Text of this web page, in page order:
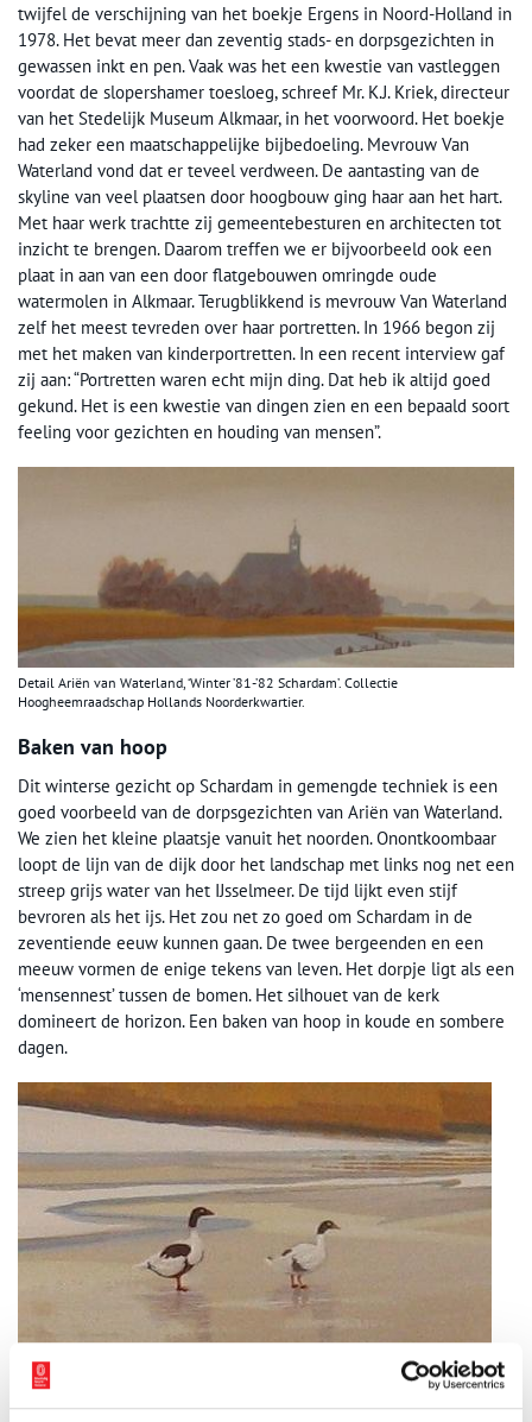
twijfel de verschijning van het boekje Ergens in Noord-Holland in
1978. Het bevat meer dan zeventig stads- en dorpsgezichten in
gewassen inkt en pen. Vaak was het een kwestie van vastleggen
voordat de slopershamer toesloeg, schreef Mr. K.J. Kriek, directeur
van het Stedelijk Museum Alkmaar, in het voorwoord. Het boekje
had zeker een maatschappelijke bijbedoeling. Mevrouw Van
Waterland vond dat er teveel verdween. De aantasting van de
skyline van veel plaatsen door hoogbouw ging haar aan het hart.
Met haar werk trachtte zij gemeentebesturen en architecten tot
inzicht te brengen. Daarom treffen we er bijvoorbeeld ook een
plaat in aan van een door flatgebouwen omringde oude
watermolen in Alkmaar. Terugblikkend is mevrouw Van Waterland
zelf het meest tevreden over haar portretten. In 1966 begon zij
met het maken van kinderportretten. In een recent interview gaf
zij aan: “Portretten waren echt mijn ding. Dat heb ik altijd goed
gekund. Het is een kwestie van dingen zien en een bepaald soort
feeling voor gezichten en houding van mensen”.
Detail Ariën van Waterland, ‘Winter ’81-’82 Schardam’. Collectie
Hoogheemraadschap Hollands Noorderkwartier.
Baken van hoop
Dit winterse gezicht op Schardam in gemengde techniek is een
goed voorbeeld van de dorpsgezichten van Ariën van Waterland.
We zien het kleine plaatsje vanuit het noorden. Onontkoombaar
loopt de lijn van de dijk door het landschap met links nog net een
streep grijs water van het IJsselmeer. De tijd lijkt even stijf
bevroren als het ijs. Het zou net zo goed om Schardam in de
zeventiende eeuw kunnen gaan. De twee bergeenden en een
meeuw vormen de enige tekens van leven. Het dorpje ligt als een
‘mensennest’ tussen de bomen. Het silhouet van de kerk
domineert de horizon. Een baken van hoop in koude en sombere
dagen.
Detail Ariën van Waterland ‘Winter ’81-’82 Schardam’. Collectie